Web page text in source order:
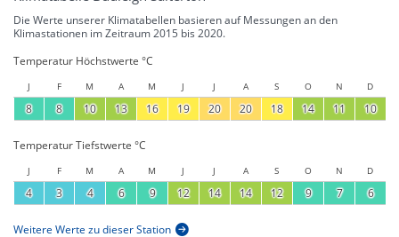
Die Werte unserer Klimatabellen basieren auf Messungen an den
Klimastationen im Zeitraum 2015 bis 2020.
Temperatur Höchstwerte °C
J F M A M J J A S O N D
8 8 10 13 16 19 20 20 18 14 11 10
Temperatur Tiefstwerte °C
J F M A M J J A S O N D
4 3 4 6 9 12 14 14 12 9 7 6
Weitere Werte zu dieser Station